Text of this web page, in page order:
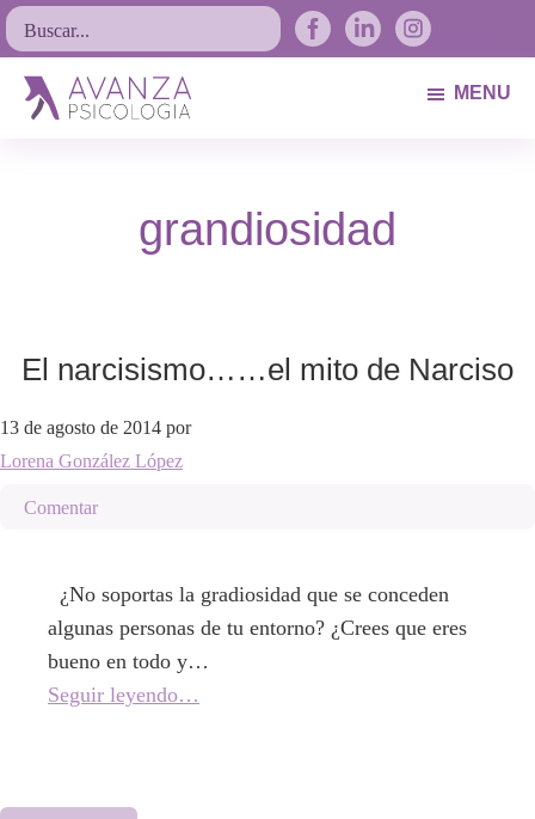
Saltar
a
navegación
Saltar
al
contenido
principal
Saltar
al
pie
Buscar...
MENU
grandiosidad
El narcisismo……el mito de Narciso
13 de agosto de 2014 por
Lorena González López
Comentar
¿No soportas la gradiosidad que se conceden
algunas personas de tu entorno? ¿Crees que eres
bueno en todo y…
Seguir leyendo…